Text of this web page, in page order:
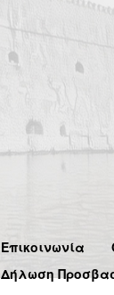
Επικοινωνία
Δήλωση